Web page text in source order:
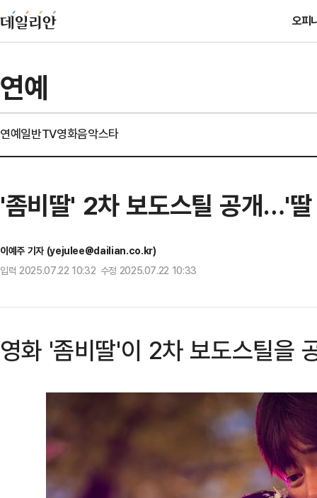
오피
연예
연예일반TV영화음악스타
'좀비딸' 2차 보도스틸 공개…'
이예주 기자 (yejulee@dailian.co.kr)
입력 2025.07.22 10:32 수정 2025.07.22 10:33
영화 '좀비딸'이 2차 보도스틸을